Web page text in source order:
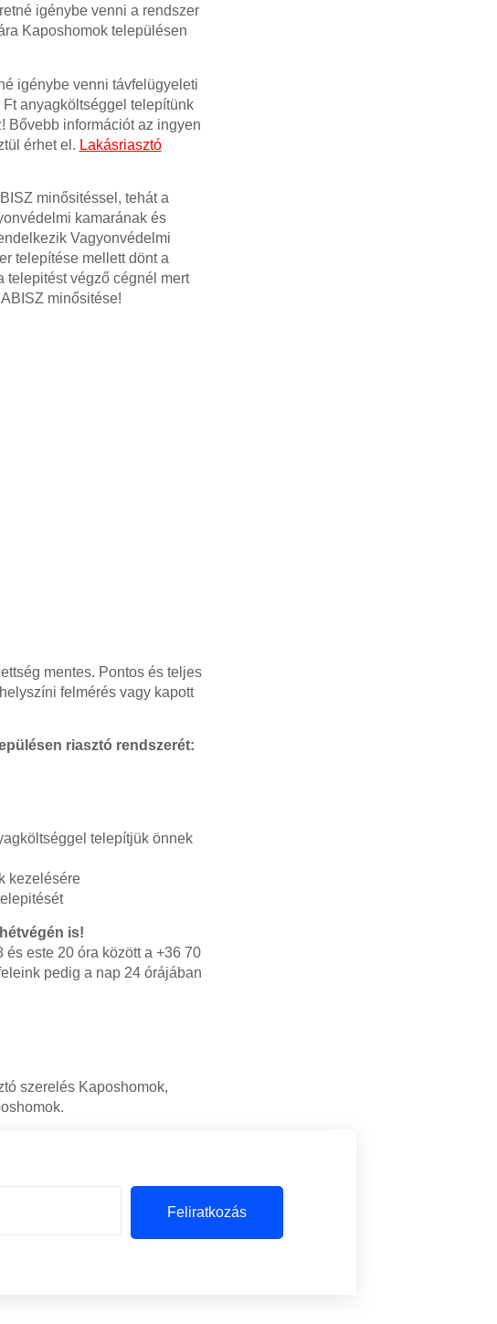
igénybe venni a rendszer
Kaposhomok településen
igénybe venni távfelügyeleti
anyagköltséggel telepítünk
Bővebb információt az ingyen
érhet el. Lakásriasztó
minősitéssel, tehát a
kamarának és
Vagyonvédelmi
telepítése mellett dönt a
telepitést végző cégnél mert
minősitése!
mentes. Pontos és teljes
felmérés vagy kapott
riasztó rendszerét:
telepítjük önnek
kezelésére
is!
este 20 óra között a +36 70
pedig a nap 24 órájában
szerelés Kaposhomok,
Feliratkozás